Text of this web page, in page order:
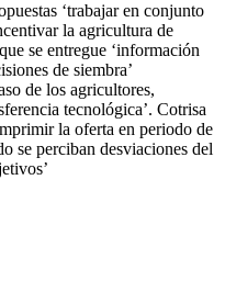
‘trabajar en conjunto
la agricultura de
se entregue ‘información
de siembra’
de los agricultores,
tecnológica’. Cotrisa
la oferta en periodo de
se perciban desviaciones del